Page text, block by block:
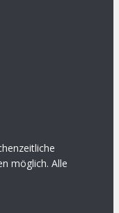
möglich. Alle